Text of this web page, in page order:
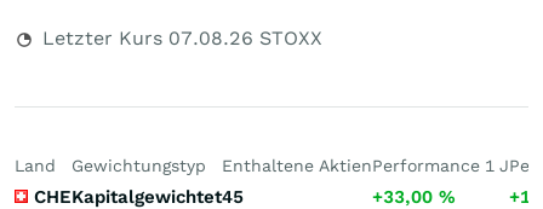
Letzter Kurs 07.08.26 STOXX
Land
CHE
Gewichtungstyp
Kapitalgewichtet
Enthaltene Aktien
45
Performance 1 J
+33,00 %